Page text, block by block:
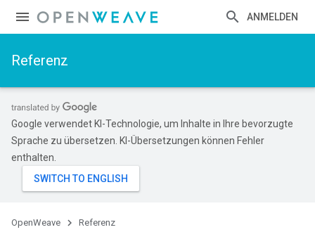
ANMELDEN
Referenz
Google verwendet KI-Technologie, um Inhalte in Ihre bevorzugte
Sprache zu übersetzen. KI-Übersetzungen können Fehler
enthalten.
OpenWeave Referenz